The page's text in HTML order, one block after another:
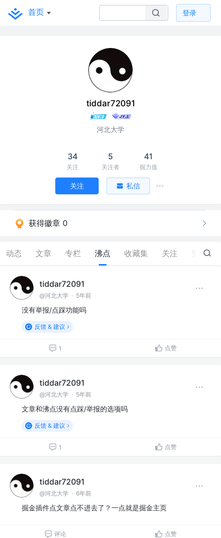
首页 登录
tiddar72091
河北大学
34
关注
5
关注者
41
掘力值
关注 私信
获得徽章 0
动态 文章 专栏 沸点 收藏集 关注 135
tiddar72091
@河北大学 · 5年前
没有举报/点踩功能吗
反馈 & 建议
1 点赞
tiddar72091
@河北大学 · 5年前
文章和沸点没有点踩/举报的选项吗
反馈 & 建议
1 点赞
tiddar72091
@河北大学 · 6年前
掘金插件点文章点不进去了？一点就是掘金主页
评论 点赞